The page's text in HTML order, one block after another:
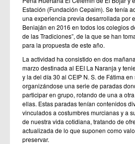
Estación (Fundación Cepaim). Se tenía
una experiencia previa desarrollada por
Beniaján en 2016 en todos los colegios
de las Tradiciones”, de la que se han
para la propuesta de este año.
La actividad ha consistido en dos
marzo destinada al EEI La Naranja y
y la del día 30 al CEIP N. S. de Fátima
organizándose una serie de paradas
participar en grupo, rotando de una a
ellas. Estas paradas tenían contenidos
vinculados a costumbres murcianas y a
de nuestra vida cotidiana, tratando de
actualizada de lo que suponen como
preservar.